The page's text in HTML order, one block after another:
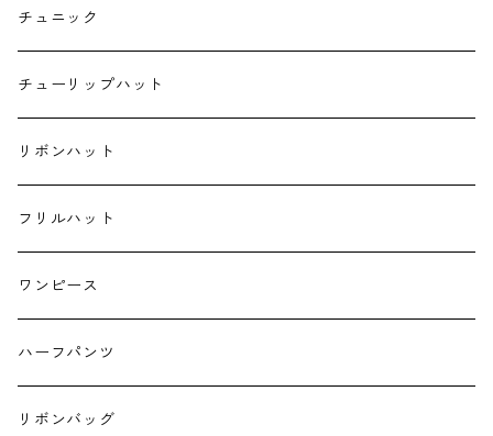
ポケットティッシュケース
ハンカチ
ランチクロス
お弁当袋
キーホルダー
チュニック
チューリップハット
リボンハット
フリルハット
ワンピース
ハーフパンツ
リボンバッグ